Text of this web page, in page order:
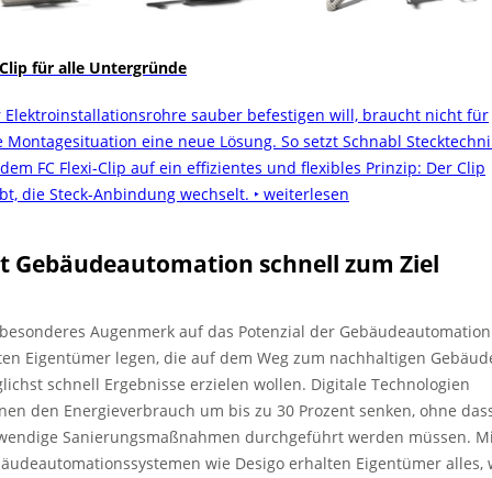
für alle Untergründe
Elektroinstallationsrohre sauber befestigen will, braucht nicht für
Montagesituation eine neue Lösung. So setzt Schnabl
FC Flexi-Clip auf ein effizientes und flexibles Prinzip: Der Clip
die Steck-Anbindung wechselt. ‣ weiterlesen
Gebäudeautomation schnell zum Ziel
Augenmerk auf das Potenzial der Gebäudeautomation
Eigentümer legen, die auf dem Weg zum nachhaltigen
schnell Ergebnisse erzielen wollen. Digitale Technologien
den Energieverbrauch um bis zu 30 Prozent senken, ohne
Sanierungsmaßnahmen durchgeführt werden müssen.
wie Desigo erhalten Eigentümer alles,